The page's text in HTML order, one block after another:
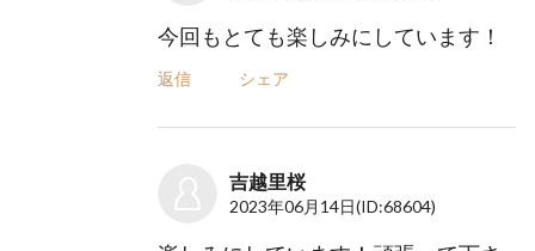
今回もとても楽しみにしています！
返信 シェア
吉越里桜
2023年06月14日(ID:68604)